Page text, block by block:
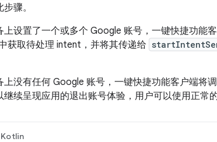
骤。
上设置了一个或多个 Google 账号，一键快捷功能
获取待处理 intent，并将其传递给
上没有任何 Google 账号，一键快捷功能客户端将
续呈现应用的退出账号体验，用户可以使用正常
Kotlin